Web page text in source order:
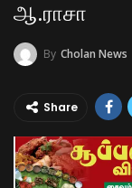
ஆ.ராசா
By Cholan News
Share